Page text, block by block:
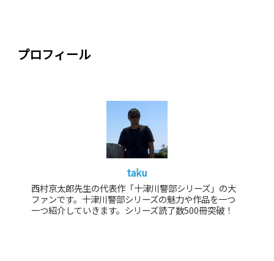
プロフィール
taku
西村京太郎先生の代表作「十津川警部シリーズ」の大
ファンです。十津川警部シリーズの魅力や作品を一つ
一つ紹介していきます。シリーズ読了数500冊突破！